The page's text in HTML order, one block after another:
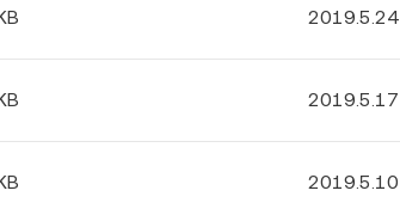
2019.5.24
2019.5.17
2019.5.10